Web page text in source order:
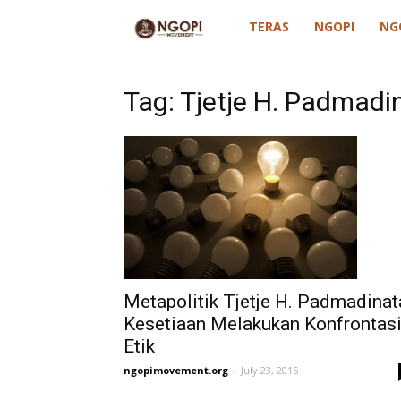
ngopimovement
TERAS NGOPI
Tag: Tjetje H.
Metapolitik Tjetje H.
Kesetiaan Melakukan Konfrontasi
Etik
ngopimovement.org - July 23, 2015